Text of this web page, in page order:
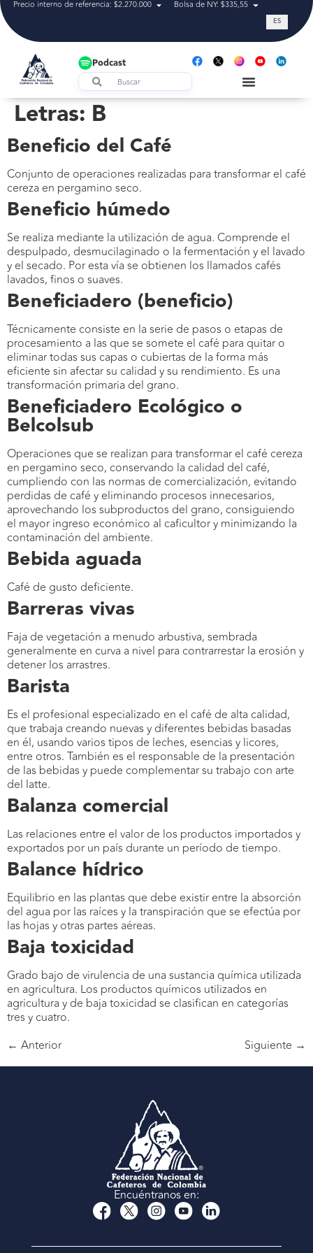
Precio interno de referencia: $2.270.000 Bolsa de NY: $335,55 Tasa de
ES
Podcast
Letras: B
Beneficio del Café
Conjunto de operaciones realizadas para transformar el café
cereza en pergamino seco.
Beneficio húmedo
Se realiza mediante la utilización de agua. Comprende el
despulpado, desmucilaginado o la fermentación y el lavado
y el secado. Por esta vía se obtienen los llamados cafés
lavados, finos o suaves.
Beneficiadero (beneficio)
Técnicamente consiste en la serie de pasos o etapas de
procesamiento a las que se somete el café para quitar o
eliminar todas sus capas o cubiertas de la forma más
eficiente sin afectar su calidad y su rendimiento. Es una
transformación primaria del grano.
Beneficiadero Ecológico o
Belcolsub
Operaciones que se realizan para transformar el café cereza
en pergamino seco, conservando la calidad del café,
cumpliendo con las normas de comercialización, evitando
perdidas de café y eliminando procesos innecesarios,
aprovechando los subproductos del grano, consiguiendo
el mayor ingreso económico al caficultor y minimizando la
contaminación del ambiente.
Bebida aguada
Café de gusto deficiente.
Barreras vivas
Faja de vegetación a menudo arbustiva, sembrada
generalmente en curva a nivel para contrarrestar la erosión y
detener los arrastres.
Barista
Es el profesional especializado en el café de alta calidad,
que trabaja creando nuevas y diferentes bebidas basadas
en él, usando varios tipos de leches, esencias y licores,
entre otros. También es el responsable de la presentación
de las bebidas y puede complementar su trabajo con arte
del latte.
Balanza comercial
Las relaciones entre el valor de los productos importados y
exportados por un país durante un período de tiempo.
Balance hídrico
Equilibrio en las plantas que debe existir entre la absorción
del agua por las raíces y la transpiración que se efectúa por
las hojas y otras partes aéreas.
Baja toxicidad
Grado bajo de virulencia de una sustancia química utilizada
en agricultura. Los productos químicos utilizados en
agricultura y de baja toxicidad se clasifican en categorías
tres y cuatro.
← Anterior Siguiente →
Encuéntranos en: